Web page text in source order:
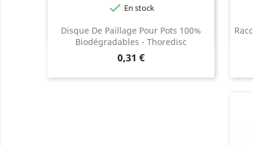
Disque De Paillage Pour Pots 100%
Biodégradables - Thoredisc
Prix
0,31 €
 En stock